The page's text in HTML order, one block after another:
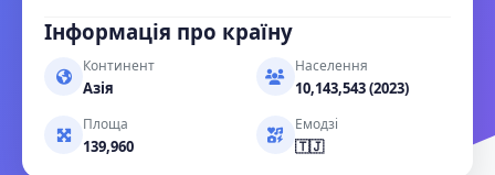
Інформація про країну
Континент
Азія
Населення
10,143,543 (2023)
Площа
139,960
Емодзі
🇹🇯